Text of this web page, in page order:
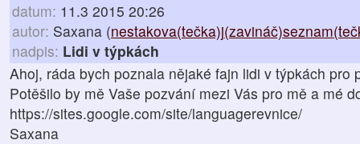
datum: 11.3 2015 20:26
autor: Saxana (
nadpis: Lidi v týpkách
Ahoj, ráda bych poznala nějaké fajn lidi v týpkách pro
Potěšilo by mě Vaše pozvání mezi Vás pro mě a mé
https://sites.google.com/site/languagerevnice/
Saxana